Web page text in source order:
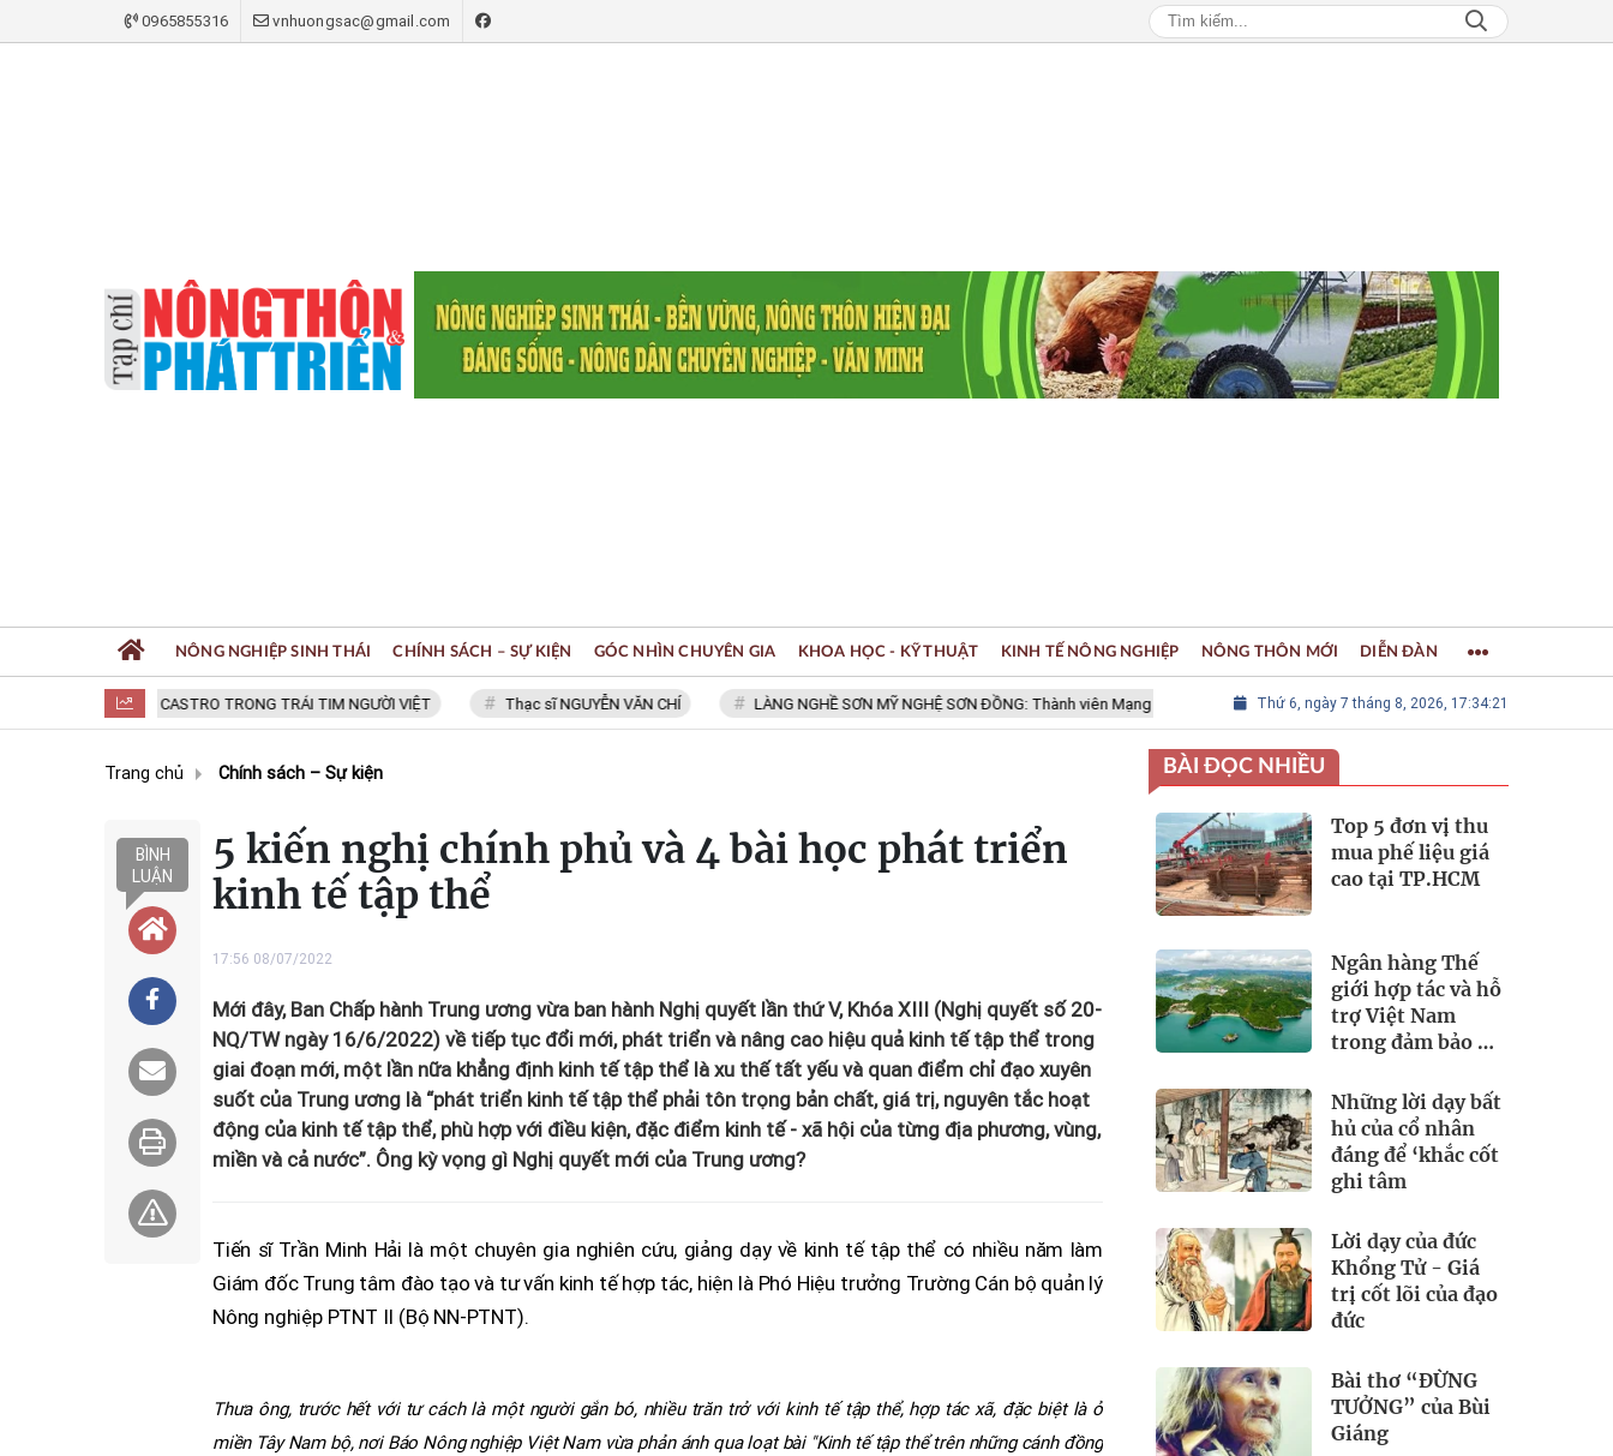
0965855316 vnhuongsac@gmail.com
FIDEL CASTRO TRONG TRÁI TIM NGƯỜI VIỆT Thạc sĩ NGUYỄN VĂN CHÍ LÀNG NGHỀ SƠN MỸ NGHỆ SƠN ĐỒNG: Thành viên Mạng lưới các Thành phố Thủ công sáng tạo Thế giới
Thứ 6, ngày 7 tháng 8, 2026, 17:34:22
NÔNG NGHIỆP SINH THÁI CHÍNH SÁCH – SỰ KIỆN GÓC NHÌN CHUYÊN GIA KHOA HỌC - KỸ THUẬT KINH TẾ NÔNG NGHIỆP NÔNG THÔN MỚI DIỄN ĐÀN
Trang chủ Chính sách – Sự kiện
BÌNH
LUẬN
5 kiến nghị chính phủ và 4 bài học phát triển
kinh tế tập thể
17:56 08/07/2022
Mới đây, Ban Chấp hành Trung ương vừa ban hành Nghị quyết lần thứ V, Khóa XIII (Nghị quyết số 20-
NQ/TW ngày 16/6/2022) về tiếp tục đổi mới, phát triển và nâng cao hiệu quả kinh tế tập thể trong
giai đoạn mới, một lần nữa khẳng định kinh tế tập thể là xu thế tất yếu và quan điểm chỉ đạo xuyên
suốt của Trung ương là “phát triển kinh tế tập thể phải tôn trọng bản chất, giá trị, nguyên tắc hoạt
động của kinh tế tập thể, phù hợp với điều kiện, đặc điểm kinh tế - xã hội của từng địa phương, vùng,
miền và cả nước”. Ông kỳ vọng gì Nghị quyết mới của Trung ương?
Tiến sĩ Trần Minh Hải là một chuyên gia nghiên cứu, giảng dạy về kinh tế tập thể có nhiều năm làm
Giám đốc Trung tâm đào tạo và tư vấn kinh tế hợp tác, hiện là Phó Hiệu trưởng Trường Cán bộ quản lý
Nông nghiệp PTNT II (Bộ NN-PTNT).
Thưa ông, trước hết với tư cách là một người gắn bó, nhiều trăn trở với kinh tế tập thể, hợp tác xã, đặc biệt là ở
miền Tây Nam bộ, nơi Báo Nông nghiệp Việt Nam vừa phản ánh qua loạt bài "Kinh tế tập thể trên những cánh đồng
BÀI ĐỌC NHIỀU
Top 5 đơn vị thu
mua phế liệu giá
cao tại TP.HCM
Ngân hàng Thế
giới hợp tác và hỗ
trợ Việt Nam
trong đảm bảo an
Những lời dạy bất
hủ của cổ nhân
đáng để ‘khắc cốt
ghi tâm
Lời dạy của đức
Khổng Tử - Giá
trị cốt lõi của đạo
đức
Bài thơ “ĐỪNG
TƯỞNG” của Bùi
Giáng